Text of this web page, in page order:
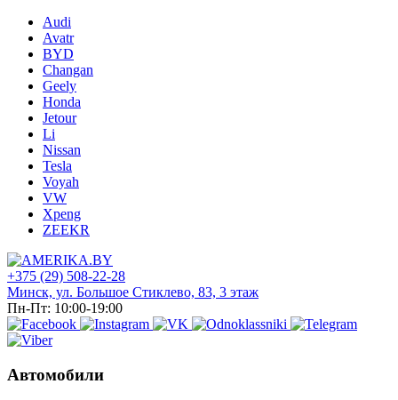
Audi
Avatr
BYD
Changan
Geely
Honda
Jetour
Li
Nissan
Tesla
Voyah
VW
Xpeng
ZEEKR
+375 (29) 508-22-28
Минск, ул. Большое Стиклево, 83, 3 этаж
Пн-Пт: 10:00-19:00
Автомобили